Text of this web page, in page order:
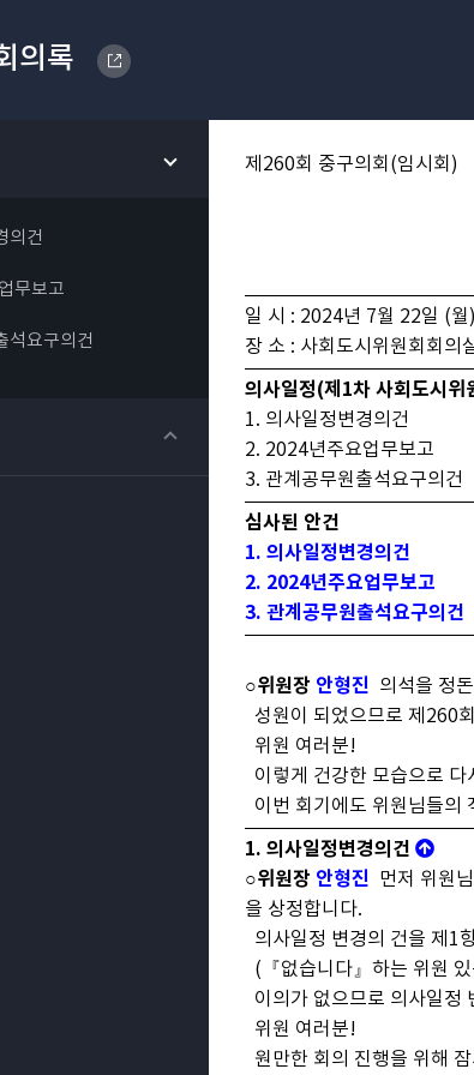
의록
의건
무보고
석요구의건
제260회 중구의회(임시회)
일 시 : 2024년 7월 22일 (월
장 소 : 사회도시위원회회의
의사일정(제1차 사회도시위
1. 의사일정변경의건
2. 2024년주요업무보고
3. 관계공무원출석요구의건
심사된 안건
1. 의사일정변경의건
2. 2024년주요업무보고
3. 관계공무원출석요구의건
○위원장 안형진 의석을 정
성원이 되었으므로 제260
위원 여러분!
이렇게 건강한 모습으로
이번 회기에도 위원님들의
1. 의사일정변경의건
○위원장 안형진 먼저 위원
을 상정합니다.
의사일정 변경의 건을 제1
(『없습니다』하는 위원
이의가 없으므로 의사일정
위원 여러분!
원만한 회의 진행을 위해